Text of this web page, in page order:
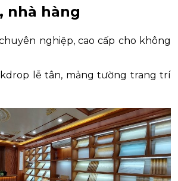
nhà hàng
nghiệp, cao cấp cho không
lễ tân, mảng tường trang trí